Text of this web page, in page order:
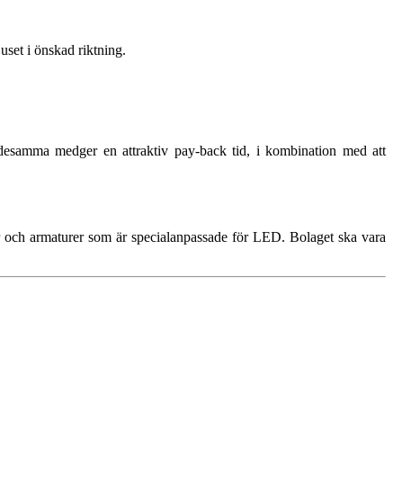
i önskad riktning.
medger en attraktiv pay-back tid, i kombination med att
armaturer som är specialanpassade för LED. Bolaget ska vara